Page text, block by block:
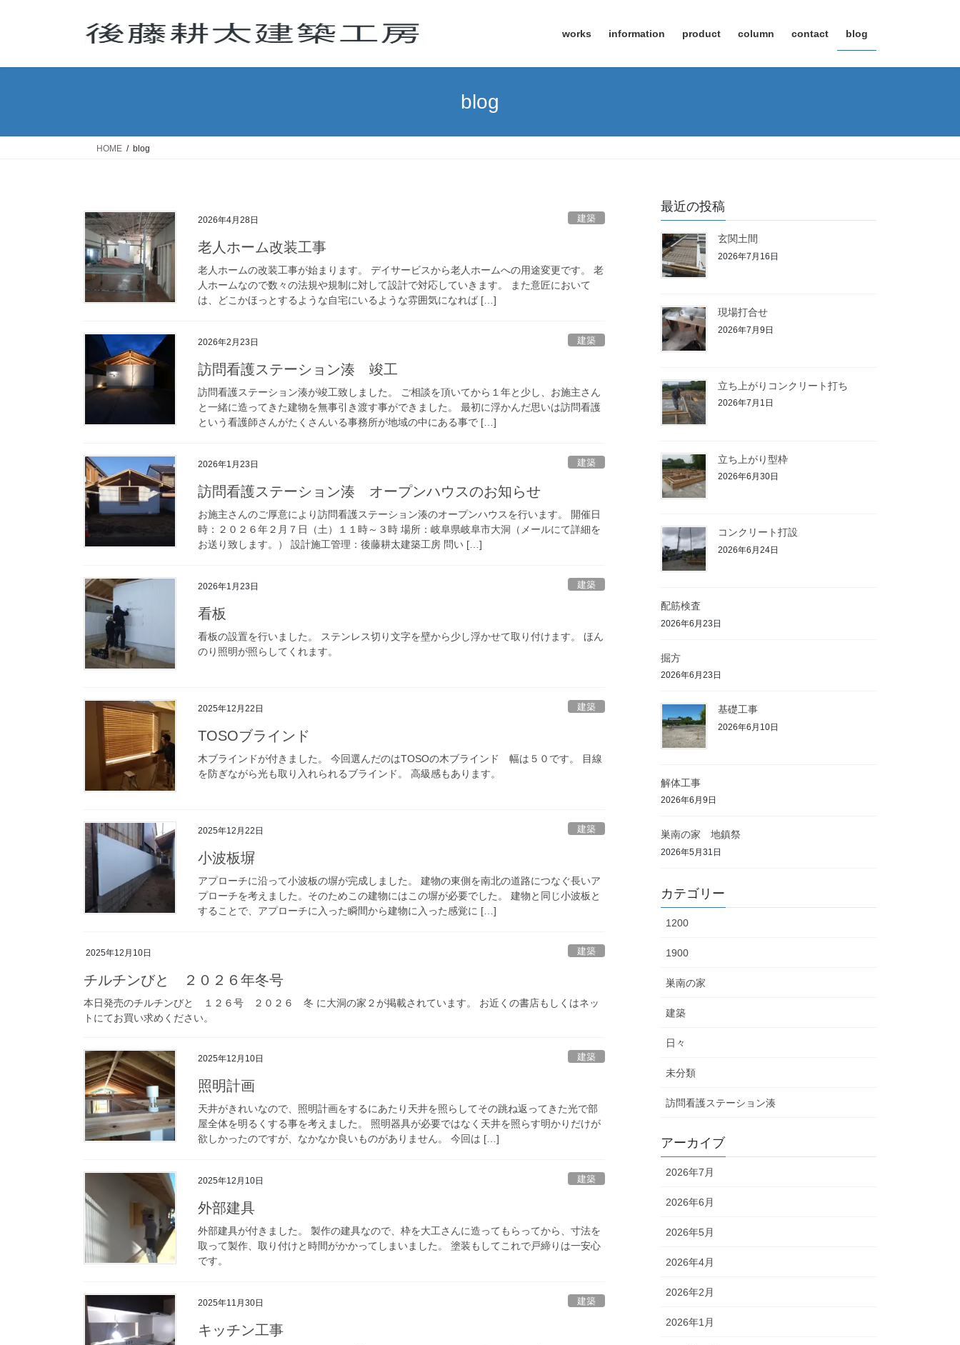
works information product column contact blog
blog
HOME blog
2026年4月28日 建築
老人ホーム改装工事
老人ホームの改装工事が始まります。 デイサービスから老人ホームへの用途変更です。 老
人ホームなので数々の法規や規制に対して設計で対応していきます。 また意匠において
は、どこかほっとするような自宅にいるような雰囲気になれば […]
2026年2月23日 建築
訪問看護ステーション湊 竣工
訪問看護ステーション湊が竣工致しました。 ご相談を頂いてから１年と少し、お施主さん
と一緒に造ってきた建物を無事引き渡す事ができました。 最初に浮かんだ思いは訪問看護
という看護師さんがたくさんいる事務所が地域の中にある事で […]
2026年1月23日 建築
訪問看護ステーション湊 オープンハウスのお知らせ
お施主さんのご厚意により訪問看護ステーション湊のオープンハウスを行います。 開催日
時：２０２６年２月７日（土）１１時～３時 場所：岐阜県岐阜市大洞（メールにて詳細を
お送り致します。） 設計施工管理：後藤耕太建築工房 問い […]
2026年1月23日 建築
看板
看板の設置を行いました。 ステンレス切り文字を壁から少し浮かせて取り付けます。 ほん
のり照明が照らしてくれます。
2025年12月22日 建築
TOSOブラインド
木ブラインドが付きました。 今回選んだのはTOSOの木ブラインド 幅は５０です。 目線
を防ぎながら光も取り入れられるブラインド。 高級感もあります。
2025年12月22日 建築
小波板塀
アプローチに沿って小波板の塀が完成しました。 建物の東側を南北の道路につなぐ長いア
プローチを考えました。そのためこの建物にはこの塀が必要でした。 建物と同じ小波板と
することで、アプローチに入った瞬間から建物に入った感覚に […]
2025年12月10日 建築
チルチンびと ２０２６年冬号
本日発売のチルチンびと １２６号 ２０２６ 冬 に大洞の家２が掲載されています。 お近くの書店もしくはネッ
トにてお買い求めください。
2025年12月10日 建築
照明計画
天井がきれいなので、照明計画をするにあたり天井を照らしてその跳ね返ってきた光で部
屋全体を明るくする事を考えました。 照明器具が必要ではなく天井を照らす明かりだけが
欲しかったのですが、なかなか良いものがありません。 今回は […]
2025年12月10日 建築
外部建具
外部建具が付きました。 製作の建具なので、枠を大工さんに造ってもらってから、寸法を
取って製作、取り付けと時間がかかってしまいました。 塗装もしてこれで戸締りは一安心
です。
2025年11月30日 建築
キッチン工事
最近の投稿
玄関土間
2026年7月16日
現場打合せ
2026年7月9日
立ち上がりコンクリート打ち
2026年7月1日
立ち上がり型枠
2026年6月30日
コンクリート打設
2026年6月24日
配筋検査
2026年6月23日
掘方
2026年6月23日
基礎工事
2026年6月10日
解体工事
2026年6月9日
巣南の家 地鎮祭
2026年5月31日
カテゴリー
1200
1900
巣南の家
建築
日々
未分類
訪問看護ステーション湊
アーカイブ
2026年7月
2026年6月
2026年5月
2026年4月
2026年2月
2026年1月